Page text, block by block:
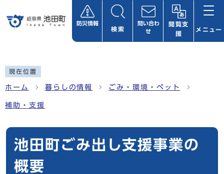
防災情報
検索
問い合わ
せ
閲覧支
援
メニュー
現在位置
ホーム 暮らしの情報 ごみ・環境・ペット
補助・支援
池田町ごみ出し支援事業の
概要